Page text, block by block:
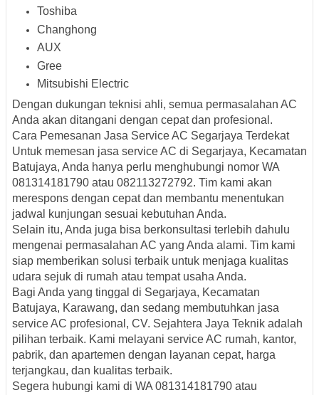
Toshiba
Changhong
AUX
Gree
Mitsubishi Electric
Dengan dukungan teknisi ahli, semua permasalahan AC
Anda akan ditangani dengan cepat dan profesional.
Cara Pemesanan Jasa Service AC Segarjaya Terdekat
Untuk memesan jasa service AC di Segarjaya, Kecamatan
Batujaya, Anda hanya perlu menghubungi nomor WA
081314181790 atau 082113272792. Tim kami akan
merespons dengan cepat dan membantu menentukan
jadwal kunjungan sesuai kebutuhan Anda.
Selain itu, Anda juga bisa berkonsultasi terlebih dahulu
mengenai permasalahan AC yang Anda alami. Tim kami
siap memberikan solusi terbaik untuk menjaga kualitas
udara sejuk di rumah atau tempat usaha Anda.
Bagi Anda yang tinggal di Segarjaya, Kecamatan
Batujaya, Karawang, dan sedang membutuhkan jasa
service AC profesional, CV. Sejahtera Jaya Teknik adalah
pilihan terbaik. Kami melayani service AC rumah, kantor,
pabrik, dan apartemen dengan layanan cepat, harga
terjangkau, dan kualitas terbaik.
Segera hubungi kami di WA 081314181790 atau